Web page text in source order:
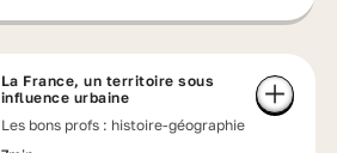
La France, un territoire sous
influence urbaine
Les bons profs : histoire-géographie